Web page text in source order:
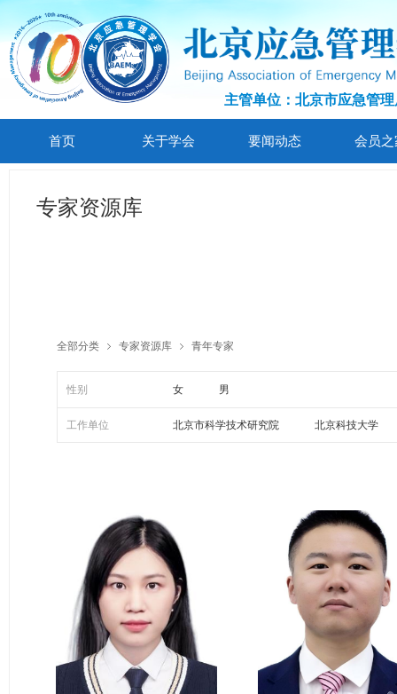
主管单位：北京市应急管理
首页 关于学会 要闻动态 会员之
专家资源库
全部分类 ꁇ 专家资源库 ꁇ 青年专家
性别 女 男
工作单位 北京市科学技术研究院 北京科技大学